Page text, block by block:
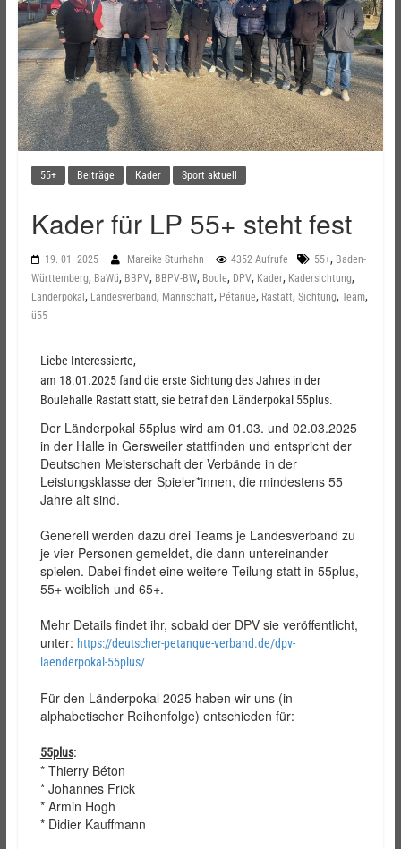
55+ Beiträge Kader Sport aktuell
Kader für LP 55+ steht fest
19. 01. 2025 Mareike Sturhahn 4352 Aufrufe 55+, Baden-
Württemberg, BaWü, BBPV, BBPV-BW, Boule, DPV, Kader, Kadersichtung,
Länderpokal, Landesverband, Mannschaft, Pétanue, Rastatt, Sichtung, Team,
ü55
Liebe Interessierte,
am 18.01.2025 fand die erste Sichtung des Jahres in der
Boulehalle Rastatt statt, sie betraf den Länderpokal 55plus.
Der Länderpokal 55plus wird am 01.03. und 02.03.2025
in der Halle in Gersweiler stattfinden und entspricht der
Deutschen Meisterschaft der Verbände in der
Leistungsklasse der Spieler*innen, die mindestens 55
Jahre alt sind.
Generell werden dazu drei Teams je Landesverband zu
je vier Personen gemeldet, die dann untereinander
spielen. Dabei findet eine weitere Teilung statt in 55plus,
55+ weiblich und 65+.
Mehr Details findet ihr, sobald der DPV sie veröffentlicht,
unter: https://deutscher-petanque-verband.de/dpv-
laenderpokal-55plus/
Für den Länderpokal 2025 haben wir uns (in
alphabetischer Reihenfolge) entschieden für:
55plus:
* Thierry Béton
* Johannes Frick
* Armin Hogh
* Didier Kauffmann